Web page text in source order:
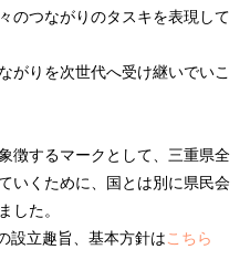
のつながりのタスキを表現して
がりを次世代へ受け継いでいこ
徴するマークとして、三重県全
いくために、国とは別に県民会
した。
設立趣旨、基本方針はこちら